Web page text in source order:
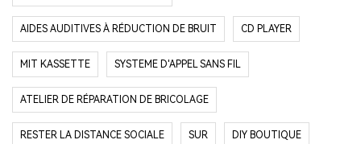
AIDES AUDITIVES À RÉDUCTION DE BRUIT CD PLAYER
MIT KASSETTE SYSTEME D'APPEL SANS FIL
ATELIER DE RÉPARATION DE BRICOLAGE
RESTER LA DISTANCE SOCIALE SUR DIY BOUTIQUE